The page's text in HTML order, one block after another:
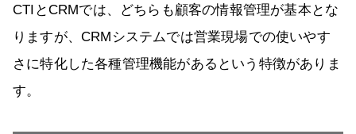
CTIとCRMでは、どちらも顧客の情報管理が基本とな
りますが、CRMシステムでは営業現場での使いやす
さに特化した各種管理機能があるという特徴がありま
す。